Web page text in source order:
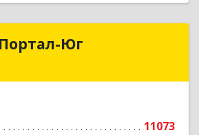
Юг
11073
Компания Портал-Юг
Подробнее